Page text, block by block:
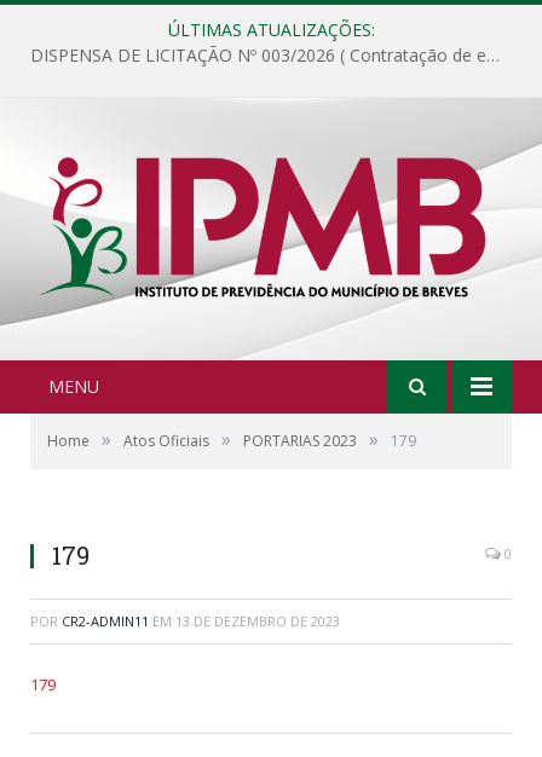
ÚLTIMAS ATUALIZAÇÕES:
DISPENSA DE LICITAÇÃO Nº 003/2026 ( Contratação de empresa para fornecimento de gêneros alimentícios não perecíveis, materiais de expediente, descartáveis, copa e cozinha, para análise e posterior publicação.)
MENU
Home » Atos Oficiais » PORTARIAS 2023 » 179
179 0
POR CR2-ADMIN11 EM 13 DE DEZEMBRO DE 2023
179